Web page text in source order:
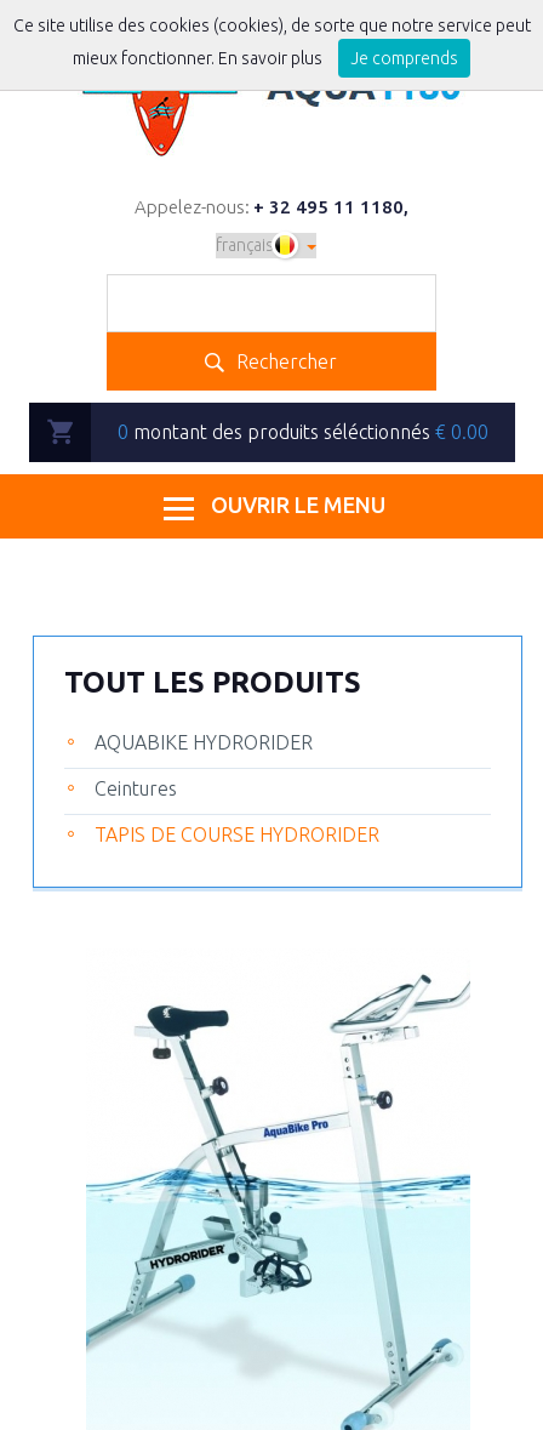
Appelez-nous: + 32 495 11 1180,
Rechercher
0 montant des produits séléctionnés € 0.00
OUVRIR LE MENU
TOUT LES PRODUITS
AQUABIKE HYDRORIDER
Ceintures
TAPIS DE COURSE HYDRORIDER
Ce site utilise des cookies (cookies), de sorte que notre service peut
mieux fonctionner. En savoir plus Je comprends